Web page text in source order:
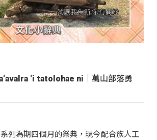
‘i tatolohae ni｜萬山部落勇
列為期四個月的祭典，現今配合族人工